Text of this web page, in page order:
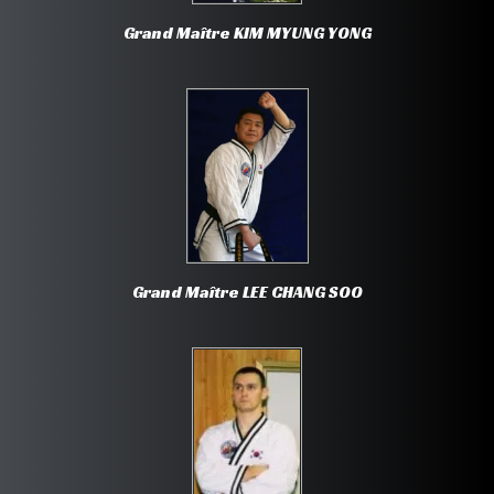
MÉDIAS
LIENS▼
CONTACT
Grand Maître KIM MYUNG YONG
Grand Maître LEE CHANG SOO